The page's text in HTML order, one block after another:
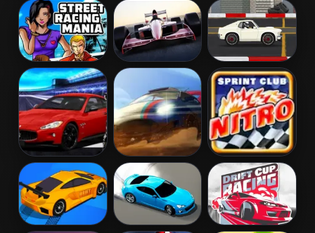
Greyhound
Racing
Formula Fever Extreme Off-
Road Rush
Street Racing
Mania
Grand Prix
Hero
Super Racing
GT Drag Pro
Maserati Gran
Turismo 2018
Rally Racer Sprint Club
Nitro